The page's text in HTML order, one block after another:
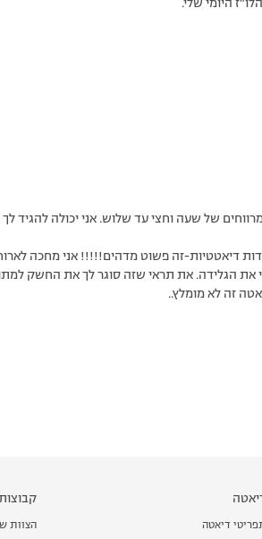
היומי שלי.
של שעה וחצי עד שלוש. אני יכולה להגיד
זה לא מומלץ..
דיאטה הצוות